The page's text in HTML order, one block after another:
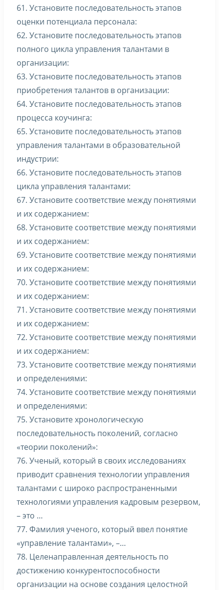
61. Установите последовательность этапов
оценки потенциала персонала:
62. Установите последовательность этапов
полного цикла управления талантами в
организации:
63. Установите последовательность этапов
приобретения талантов в организации:
64. Установите последовательность этапов
процесса коучинга:
65. Установите последовательность этапов
управления талантами в образовательной
индустрии:
66. Установите последовательность этапов
цикла управления талантами:
67. Установите соответствие между понятиями
и их содержанием:
68. Установите соответствие между понятиями
и их содержанием:
69. Установите соответствие между понятиями
и их содержанием:
70. Установите соответствие между понятиями
и их содержанием:
71. Установите соответствие между понятиями
и их содержанием:
72. Установите соответствие между понятиями
и их содержанием:
73. Установите соответствие между понятиями
и определениями:
74. Установите соответствие между понятиями
и определениями:
75. Установите хронологическую
последовательность поколений, согласно
«теории поколений»:
76. Ученый, который в своих исследованиях
приводит сравнения технологии управления
талантами с широко распространенными
технологиями управления кадровым резервом,
– это …
77. Фамилия ученого, который ввел понятие
«управление талантами», –…
78. Целенаправленная деятельность по
достижению конкурентоспособности
организации на основе создания целостной